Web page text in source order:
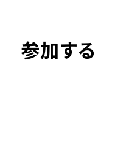
参加する